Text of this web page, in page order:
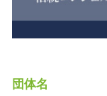
団体名